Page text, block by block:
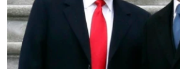
VENEZUELA
BRASIL
NICARAGUA
ECONOMÍA
ENTRETENIMIENTO Y CULTURA
TECNOLOGÍA
MULTIMEDIA
VIDEOS
FOTOGRAFÍA
PROGRAMAS TV
EL MUNDO AL DÍA
RADIO